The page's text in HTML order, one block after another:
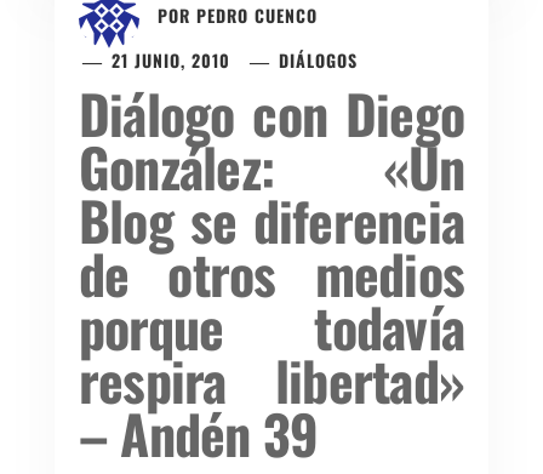
POR PEDRO CUENCO
21 JUNIO, 2010
DIÁLOGOS
Diálogo con Diego
González: «Un
Blog se diferencia
de otros medios
porque todavía
respira libertad»
– Andén 39